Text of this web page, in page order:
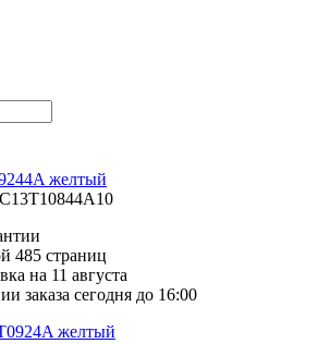
желтый
C13T10844A10
485 страниц
на 11 августа
заказа сегодня до 16:00